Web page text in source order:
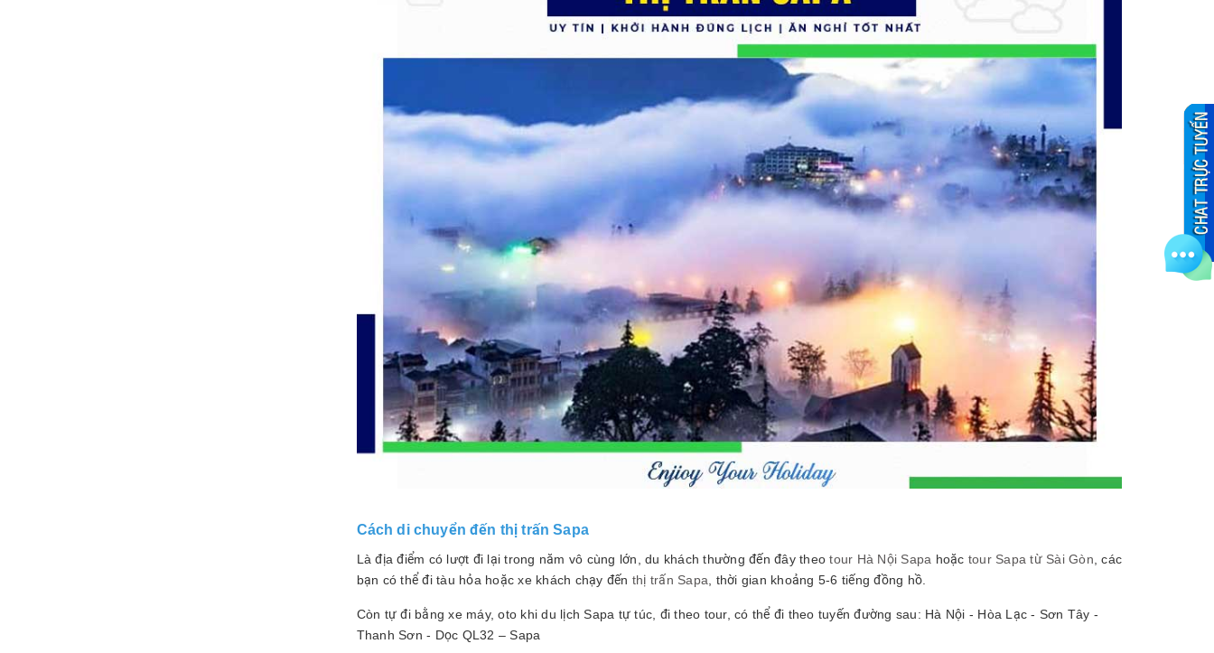
Cách di chuyển đến thị trấn Sapa
Là địa điểm có lượt đi lại trong năm vô cùng lớn, du khách thường đến đây theotour Hà Nội Sapa hoặc tour Sapa từ Sài Gòn , các
bạn có thể đi tàu hỏa hoặc xe khách chạy đến thị trấn Sapa , thời gian khoảng 5-6 tiếng đồng hồ.
Còn tự đi bằng xe máy, oto khi du lịch Sapa tự túc, đi theo tour, có thể đi theo tuyến đường sau: Hà Nội - Hòa Lạc - Sơn Tây -
Thanh Sơn - Dọc QL32 – Sapa